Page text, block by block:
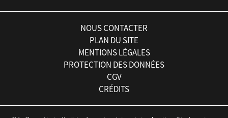
NOUS CONTACTER
PLAN DU SITE
MENTIONS LÉGALES
PROTECTION DES DONNÉES
CGV
CRÉDITS